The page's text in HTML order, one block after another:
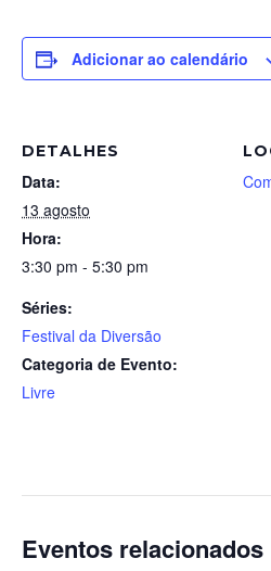
Adicionar ao calendário
DETALHES
Data:
13 agosto
Hora:
3:30 pm - 5:30 pm
Séries:
Festival da Diversão
Categoria de Evento:
Livre
Eventos relacionados